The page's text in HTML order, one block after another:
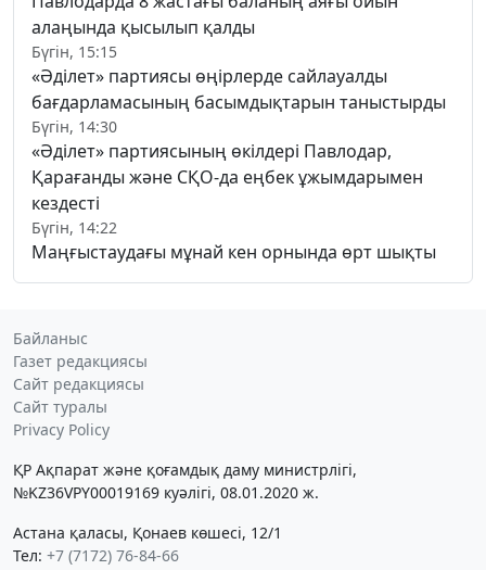
алаңында қысылып қалды
Бүгін, 15:15
«Әділет» партиясы өңірлерде сайлауалды
бағдарламасының басымдықтарын таныстырды
Бүгін, 14:30
«Әділет» партиясының өкілдері Павлодар,
Қарағанды және СҚО-да еңбек ұжымдарымен
кездесті
Бүгін, 14:22
Маңғыстаудағы мұнай кен орнында өрт шықты
Байланыс
Газет редакциясы
Сайт редакциясы
Сайт туралы
Privacy Policy
ҚР Ақпарат және қоғамдық даму министрлігі,
№KZ36VPY00019169 куәлігі, 08.01.2020 ж.
Астана қаласы, Қонаев көшесі, 12/1
Тел: +7 (7172) 76-84-66